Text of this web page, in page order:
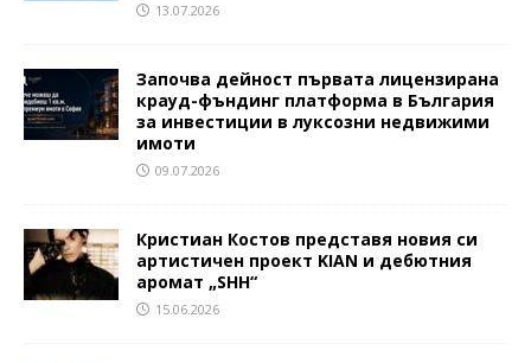
13.07.2026
Започва дейност първата лицензирана
крауд-фъндинг платформа в България
за инвестиции в луксозни недвижими
имоти
09.07.2026
Кристиан Костов представя новия си
артистичен проект KIAN и дебютния
аромат „SHH“
15.06.2026